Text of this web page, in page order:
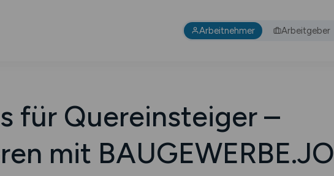
Arbeitnehmer Arbeitgeber
für Quereinsteiger –
mit